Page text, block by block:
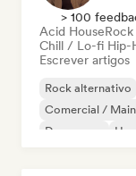
> 100
Acid House
Chill / Lo-fi Hip-
Escrever artigos
Rock alternativo
Comercial /
Dream pop